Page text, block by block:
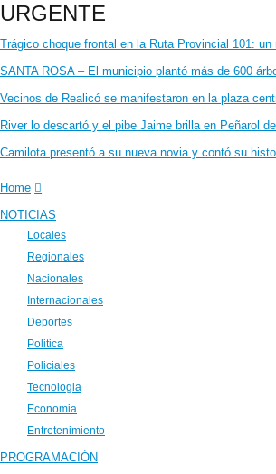
URGENTE
Trágico choque frontal en la Ruta Provincial 101:
SANTA ROSA – El municipio plantó más de 600
Vecinos de Realicó se manifestaron en la plaza
River lo descartó y el pibe Jaime brilla en Peñarol
Camilota presentó a su nueva novia y contó su
Home
NOTICIAS
Locales
Regionales
Nacionales
Internacionales
Deportes
Politica
Policiales
Tecnologia
Economia
Entretenimiento
PROGRAMACIÓN